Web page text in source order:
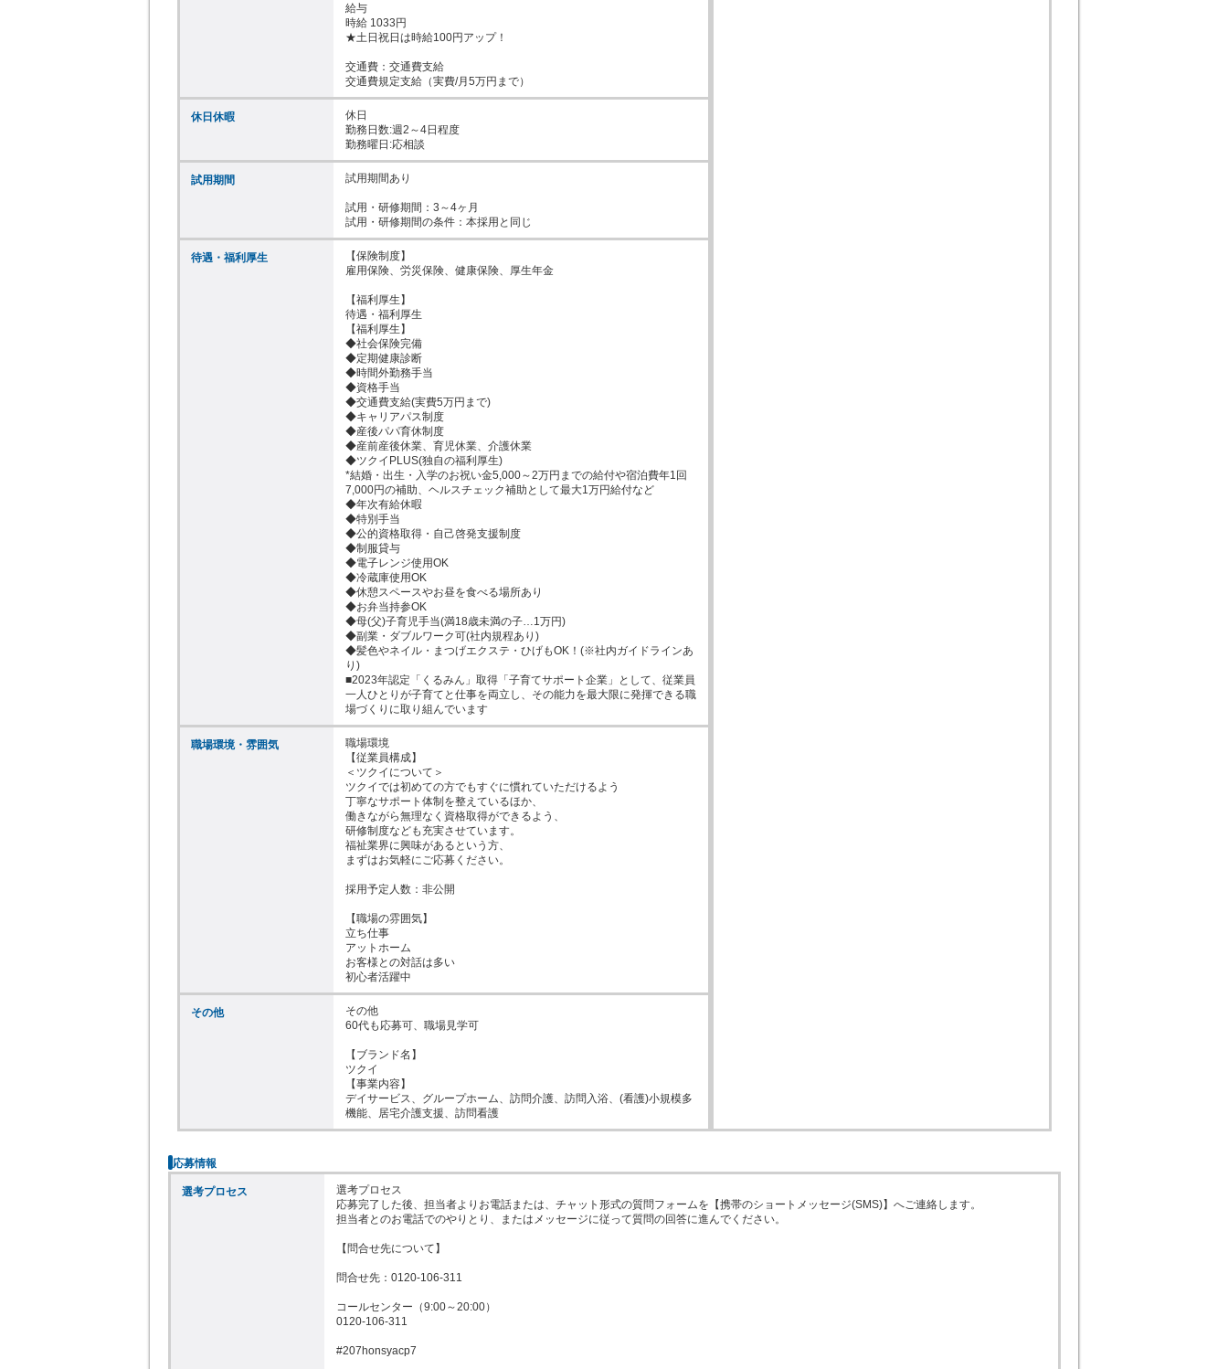
給与
時給 1033円
★土日祝日は時給100円アップ！
交通費：交通費支給
交通費規定支給（実費/月5万円まで）
休日休暇
休日
勤務日数:週2～4日程度
勤務曜日:応相談
試用期間 試用期間あり
試用・研修期間：3～4ヶ月
待遇・福利厚生
【保険制度】
雇用保険、労災保険、健康保険、厚生年金
【福利厚生】
待遇・福利厚生
【福利厚生】
◆社会保険完備
◆定期健康診断
◆時間外勤務手当
◆資格手当
◆交通費支給(実費5万円まで)
◆キャリアパス制度
◆産後パパ育休制度
◆産前産後休業、育児休業、介護休業
◆ツクイPLUS(独自の福利厚生)
*結婚・出生・入学のお祝い金5,000～2万円までの給付や宿泊費年1回
7,000円の補助、ヘルスチェック補助として最大1万円給付など
◆年次有給休暇
◆特別手当
◆公的資格取得・自己啓発支援制度
◆制服貸与
◆電子レンジ使用OK
◆冷蔵庫使用OK
◆休憩スペースやお昼を食べる場所あり
◆お弁当持参OK
◆母(父)子育児手当(満18歳未満の子…1万円)
◆副業・ダブルワーク可(社内規程あり)
◆髪色やネイル・まつげエクステ・ひげもOK！(※社内ガイドラインあ
り)
■2023年認定「くるみん」取得「子育てサポート企業」として、従業員
一人ひとりが子育てと仕事を両立し、その能力を最大限に発揮できる職
場づくりに取り組んでいます
職場環境・雰囲気
職場環境
【従業員構成】
＜ツクイについて＞
ツクイでは初めての方でもすぐに慣れていただけるよう
丁寧なサポート体制を整えているほか、
働きながら無理なく資格取得ができるよう、
研修制度なども充実させています。
福祉業界に興味があるという方、
まずはお気軽にご応募ください。
採用予定人数：非公開
【職場の雰囲気】
立ち仕事
アットホーム
お客様との対話は多い
初心者活躍中
その他
その他
60代も応募可、職場見学可
【ブランド名】
ツクイ
【事業内容】
デイサービス、グループホーム、訪問介護、訪問入浴、(看護)小規模多
機能、居宅介護支援、訪問看護
応募情報
選考プロセス
選考プロセス
応募完了した後、担当者よりお電話または、チャット形式の質問フォームを【携帯のショートメッセージ(SMS)】へご連絡します。
担当者とのお電話でのやりとり、またはメッセージに従って質問の回答に進んでください。
【問合せ先について】
問合せ先：0120-106-311
コールセンター（9:00～20:00）
0120-106-311
#207honsyacp7